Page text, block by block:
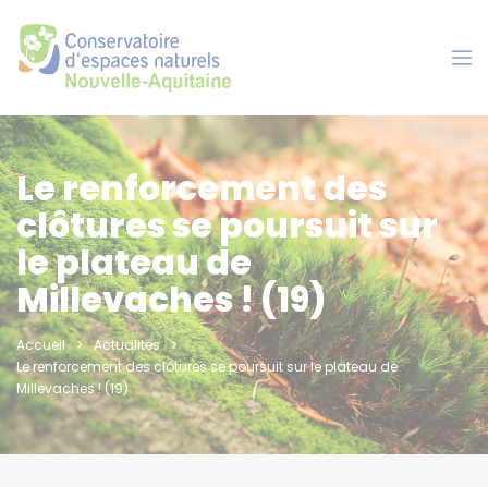
Le renforcement des
clôtures se poursuit sur
le plateau de
Millevaches ! (19)
Accueil
Actualités
Le renforcement des clôtures se poursuit sur le plateau de
Millevaches ! (19)